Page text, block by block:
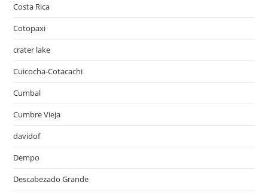
Costa Rica
Cotopaxi
crater lake
Cuicocha-Cotacachi
Cumbal
Cumbre Vieja
davidof
Dempo
Descabezado Grande